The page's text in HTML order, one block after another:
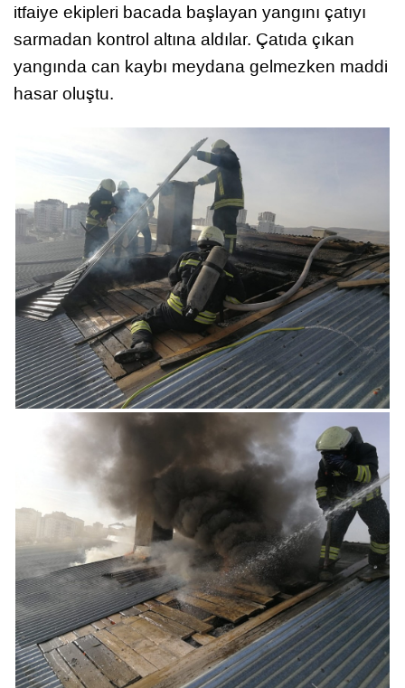
itfaiye ekipleri bacada başlayan yangını çatıyı
sarmadan kontrol altına aldılar. Çatıda çıkan
yangında can kaybı meydana gelmezken maddi
hasar oluştu.